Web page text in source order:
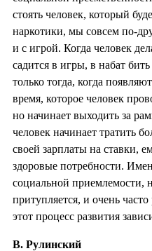
стоять человек, который
наркотики, мы совсем по-
и с игрой. Когда человек
садится в игры, в набат
только тогда, когда
время, которое человек
но начинает выходить за
человек начинает тратить
своей зарплаты на ставки,
здоровые потребности.
социальной приемлемости,
притупляется, и очень
этот процесс развития
В. Рулинский